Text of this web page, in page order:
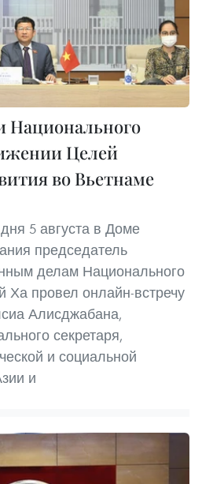
Целей
во Вьетнаме
5 августа в Доме
председатель
делам Национального
провел онлайн-встречу
Алисджабана,
секретаря,
и социальной
и